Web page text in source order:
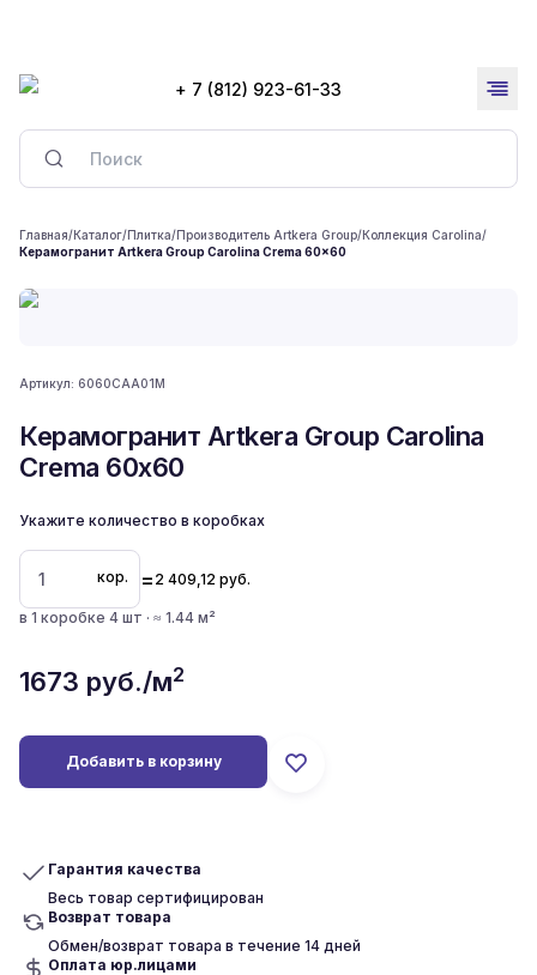
+ 7 (812) 923-61-33
Главная/Каталог/Плитка/Производитель Artkera Group/Коллекция Carolina/
Керамогранит Artkera Group Carolina Crema 60x60
Артикул: 6060CAA01M
Керамогранит Artkera Group Carolina
Crema 60x60
Укажите количество в коробках
кор. = 2 409,12 руб.
в 1 коробке 4 шт · ≈ 1.44 м²
1673 руб./м2
Добавить в корзину
Гарантия качества
Весь товар сертифицирован
Возврат товара
Обмен/возврат товара в течение 14 дней
Оплата юр.лицами